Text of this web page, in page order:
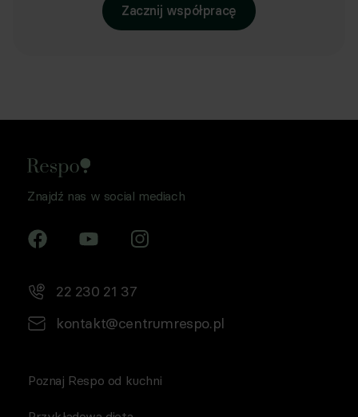
Zacznij współpracę
Znajdź nas w social mediach
22 230 21 37
kontakt@centrumrespo.pl
Poznaj Respo od kuchni